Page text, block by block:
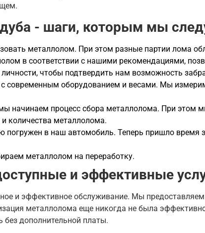
- шаги, которым мы
металлолом. При этом разные партии лома
в соответствии с нашими рекомендациями,
личности, чтобы подтвердить нам возможность
современным оборудованием и весами. Мы
начинаем процесс сбора металлолома. При этом
количества металлолома.
в наш автомобиль. Теперь пришло время
металлолом на переработку.
и эффективные
и эффективное обслуживание. Мы
металлолома еще никогда не была
без дополнительной платы.